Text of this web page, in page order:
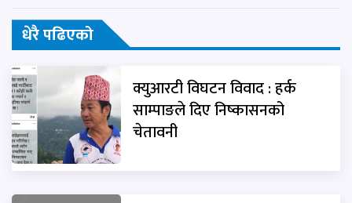
धेरै पढिएको
क्युआरटी विघटन विवाद : हर्क
साम्पाङले दिए निष्कासनको
चेतावनी